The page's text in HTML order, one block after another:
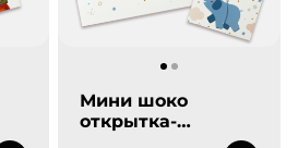
Мини шоко
открытка-